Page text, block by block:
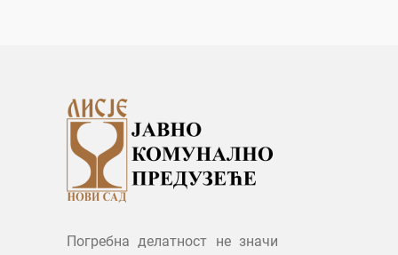
Погребна делатност не значи